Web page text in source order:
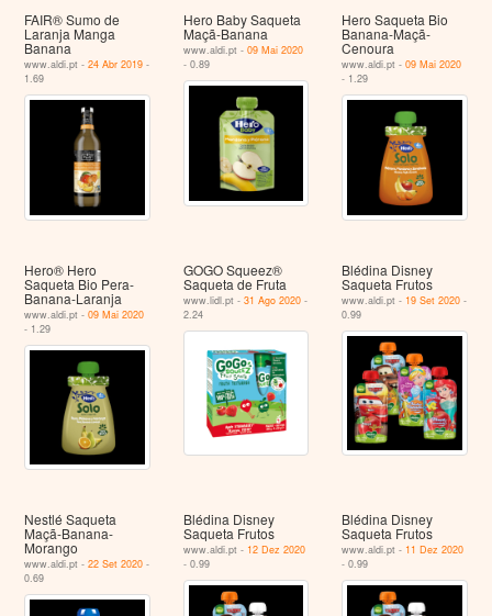
FAIR® Sumo de
Laranja Manga
Banana
www.aldi.pt -24 Abr 2019 -
1.69
Hero Baby Saqueta
Maçã-Banana
www.aldi.pt - 09 Mai 2020
- 0.89
Hero Saqueta Bio
Banana-Maçã-
Cenoura
www.aldi.pt -09 Mai 2020
- 1.29
Hero® Hero
Saqueta Bio Pera-
Banana-Laranja
www.aldi.pt -09 Mai 2020
- 1.29
GOGO Squeez®
Saqueta de Fruta
www.lidl.pt - 31 Ago 2020-
2.24
Blédina Disney
Saqueta Frutos
www.aldi.pt - 19 Set 2020 -
0.99
Nestlé Saqueta
Maçã-Banana-
Morango
www.aldi.pt -22 Set 2020 -
0.69
Blédina Disney
Saqueta Frutos
www.aldi.pt - 12 Dez 2020
- 0.99
Blédina Disney
Saqueta Frutos
www.aldi.pt - 11 Dez 2020
- 0.99